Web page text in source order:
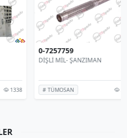
0-7257759
DİŞLİ MİL- ŞANZIMAN
# TÜMOSAN